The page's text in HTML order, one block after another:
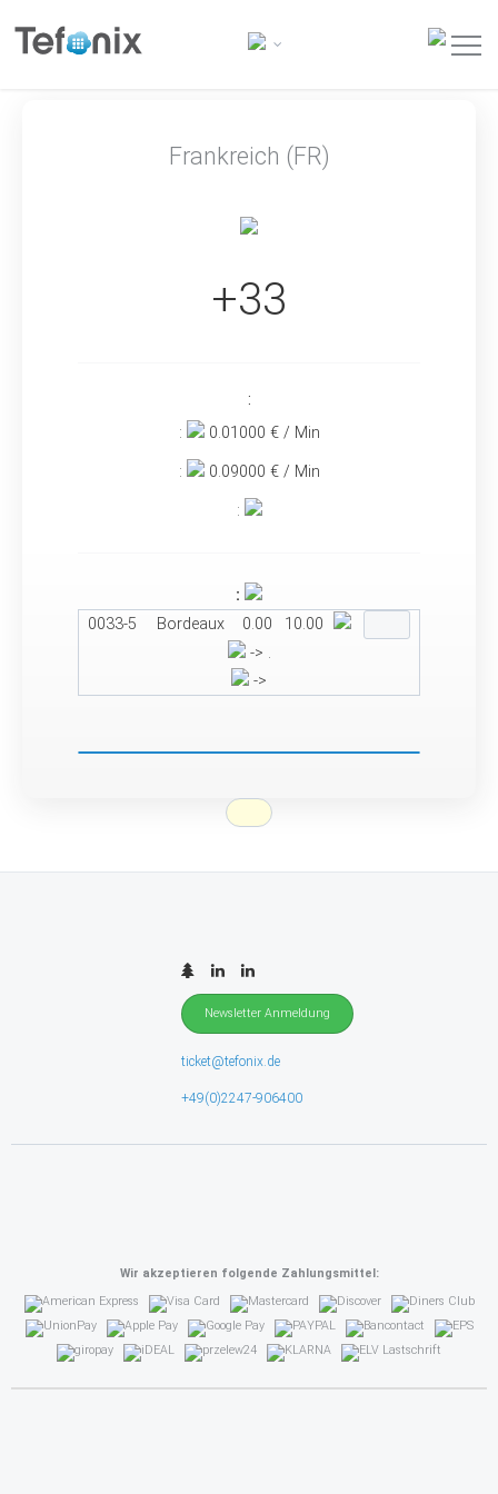
Frankreich (FR)
+33
:
:
0.01000 € / Min
: 0.09000 € / Min
:
:
0033-5
Bordeaux 0.00
10.00
-> .
->
Newsletter Anmeldung
ticket@tefonix.de
+49(0)2247-906400
Wir akzeptieren folgende Zahlungsmittel: